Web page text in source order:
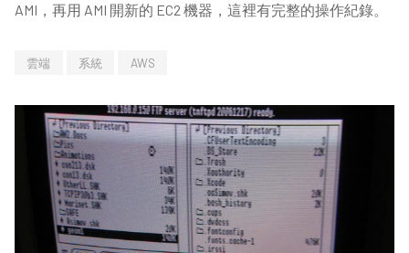
AMI，再用 AMI 開新的 EC2 機器，這裡有完整的操作紀錄。
雲端 系統 AWS